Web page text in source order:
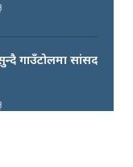
गाउँटोलमा सांसद